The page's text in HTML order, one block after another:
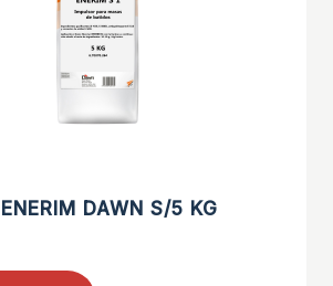
ENERIM DAWN S/5 KG